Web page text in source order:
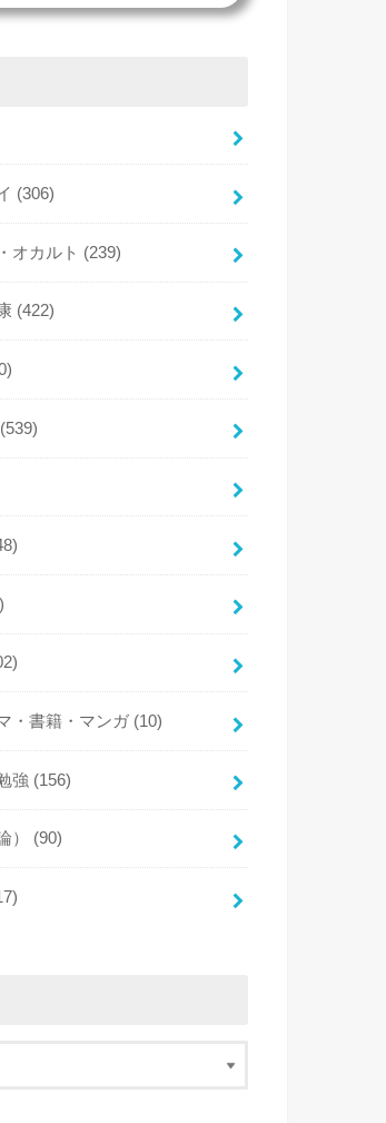
(306)
オカルト (239)
(422)
(539)
・書籍・マンガ (10)
強 (156)
） (90)